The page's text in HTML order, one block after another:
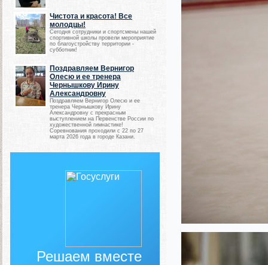
Чистота и красота! Все
молодцы!
Сегодня сотрудники и спортсмены нашей
спортивной школы провели мероприятие
по благоустройству территории -
субботник!
Поздравляем Вернигор
Олесю и ее тренера
Чернышкову Ирину
Александровну
Поздравляем Вернигор Олесю и ее
тренера Чернышкову Ирину
Александровну с прекрасным
выступлением на Первенстве России по
художественной гимнастике!
Соревнования проходили с 22 по 27
марта 2026 года в городе Казани.
Решаем вместе